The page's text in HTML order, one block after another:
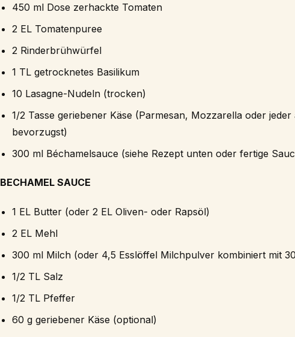
450 ml Dose zerhackte Tomaten
2 EL Tomatenpuree
2 Rinderbrühwürfel
1 TL getrocknetes Basilikum
10 Lasagne-Nudeln (trocken)
1/2 Tasse geriebener Käse (Parmesan, Mozzarella oder
bevorzugst)
300 ml Béchamelsauce (siehe Rezept unten oder fertige
BECHAMEL SAUCE
1 EL Butter (oder 2 EL Oliven- oder Rapsöl)
2 EL Mehl
300 ml Milch (oder 4,5 Esslöffel Milchpulver kombiniert mit
1/2 TL Salz
1/2 TL Pfeffer
60 g geriebener Käse (optional)